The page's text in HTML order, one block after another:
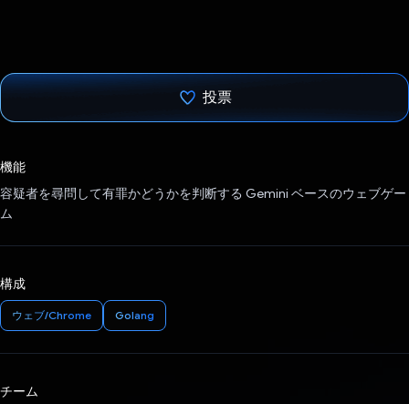
投票
機能
容疑者を尋問して有罪かどうかを判断する Gemini ベースのウェブゲー
ム
構成
ウェブ/Chrome Golang
チーム